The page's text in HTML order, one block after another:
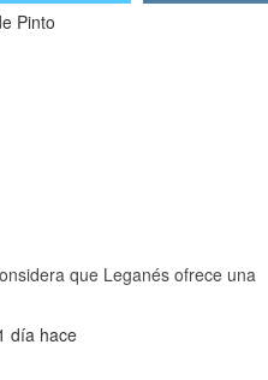
Pinto
que Leganés ofrece una
día hace